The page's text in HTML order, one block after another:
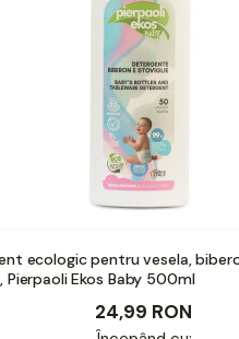
ecologic pentru vesela,
Pierpaoli Ekos Baby 500ml
24,99 RON